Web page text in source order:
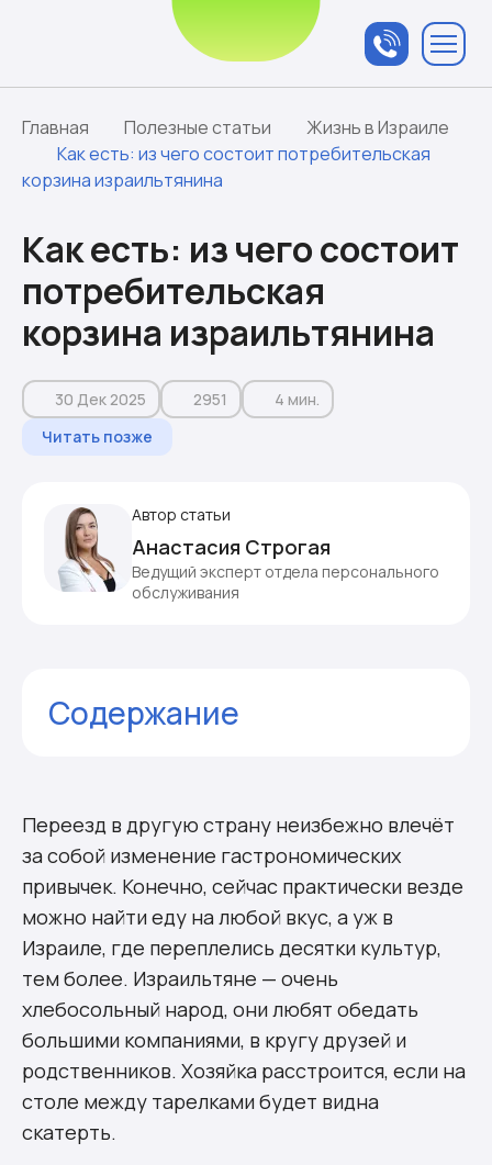
менеджером
Главная Полезные статьи
Жизнь в Израиле
Как есть: из чего состоит потребительская
корзина израильтянина
Как есть: из чего состоит
потребительская
корзина израильтянина
Читать позже
30 Дек 2025 2951 4 мин.
Автор статьи
Анастасия Строгая
Ведущий эксперт отдела персонального
обслуживания
Содержание
Ужин
Сколько стоят продукты в Израиле
Комментарии
Переезд в другую страну неизбежно влечёт
за собой изменение гастрономических
привычек. Конечно, сейчас практически везде
можно найти еду на любой вкус, а уж в
Израиле, где переплелись десятки культур,
тем более. Израильтяне — очень
хлебосольный народ, они любят обедать
большими компаниями, в кругу друзей и
родственников. Хозяйка расстроится, если на
столе между тарелками будет видна
скатерть.